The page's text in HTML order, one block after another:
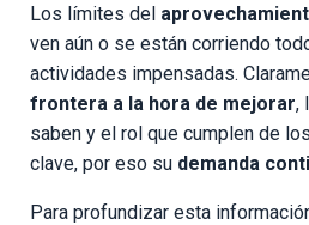
Los límites del
ven aún o se están corriendo
actividades impensadas.
frontera a la hora de mejorar,
saben y el rol que cumplen de
clave, por eso su demanda
Para profundizar esta